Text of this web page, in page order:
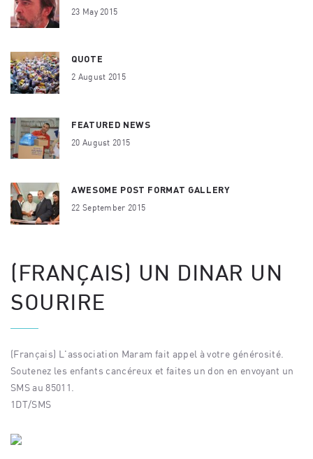
23 May 2015
QUOTE
2 August 2015
FEATURED NEWS
20 August 2015
AWESOME POST FORMAT GALLERY
22 September 2015
(FRANÇAIS) UN DINAR UN
SOURIRE
(Français) L'association Maram fait appel à votre générosité.
Soutenez les enfants cancéreux et faites un don en envoyant un
SMS au 85011.
1DT/SMS